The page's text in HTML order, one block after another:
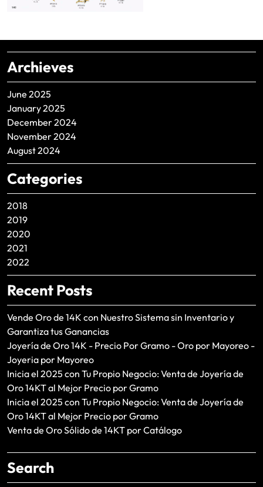
Archieves
June 2025
January 2025
December 2024
November 2024
August 2024
Categories
2018
2019
2020
2021
2022
Recent Posts
Vende Oro de 14K con Nuestro Sistema sin Inventario y
Garantiza tus Ganancias
Joyería de Oro 14K - Precio Por Gramo - Oro por Mayoreo -
Joyeria por Mayoreo
Inicia el 2025 con Tu Propio Negocio: Venta de Joyería de
Oro 14KT al Mejor Precio por Gramo
Inicia el 2025 con Tu Propio Negocio: Venta de Joyería de
Oro 14KT al Mejor Precio por Gramo
Venta de Oro Sólido de 14KT por Catálogo
Search